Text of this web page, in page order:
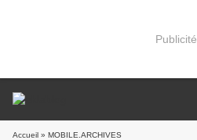
Publicité
Accueil » MOBILE.ARCHIVES